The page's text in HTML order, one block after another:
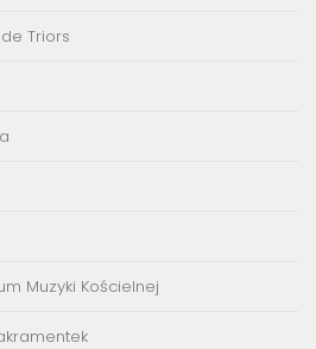
Triors
Muzyki Kościelnej